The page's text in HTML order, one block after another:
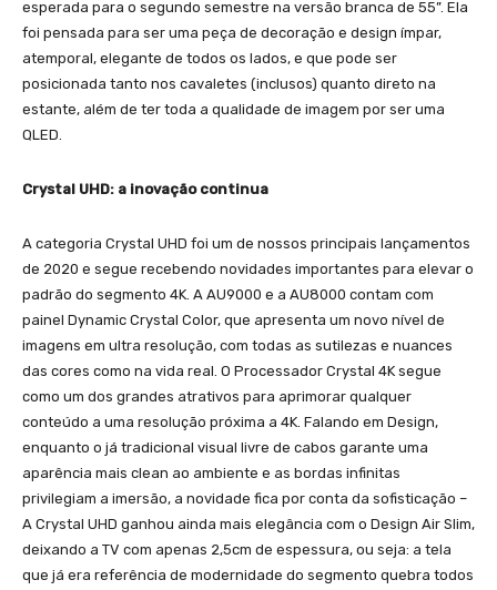
esperada para o segundo semestre na versão branca de 55”. Ela
foi pensada para ser uma peça de decoração e design ímpar,
atemporal, elegante de todos os lados, e que pode ser
posicionada tanto nos cavaletes (inclusos) quanto direto na
estante, além de ter toda a qualidade de imagem por ser uma
QLED.
Crystal UHD: a inovação continua
A categoria Crystal UHD foi um de nossos principais lançamentos
de 2020 e segue recebendo novidades importantes para elevar o
padrão do segmento 4K. A AU9000 e a AU8000 contam com
painel Dynamic Crystal Color, que apresenta um novo nível de
imagens em ultra resolução, com todas as sutilezas e nuances
das cores como na vida real. O Processador Crystal 4K segue
como um dos grandes atrativos para aprimorar qualquer
conteúdo a uma resolução próxima a 4K. Falando em Design,
enquanto o já tradicional visual livre de cabos garante uma
aparência mais clean ao ambiente e as bordas infinitas
privilegiam a imersão, a novidade fica por conta da sofisticação –
A Crystal UHD ganhou ainda mais elegância com o Design Air Slim,
deixando a TV com apenas 2,5cm de espessura, ou seja: a tela
que já era referência de modernidade do segmento quebra todos